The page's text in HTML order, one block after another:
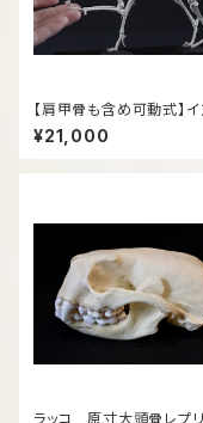
【肩甲骨も含め可動式】イ
nis lupus familiaris）
全身骨格レプリカ 【
¥21,000
ラッコ 原寸大頭骨レプ